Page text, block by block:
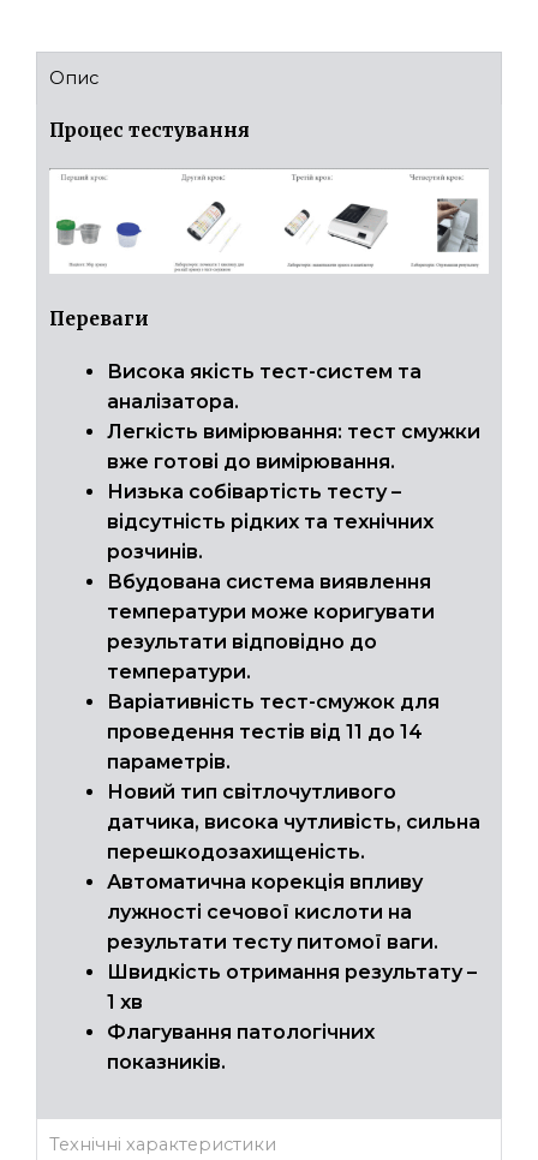
Опис
Процес тестування
Переваги
Висока якість тест-систем та
аналізатора.
Легкість вимірювання: тест смужки
вже готові до вимірювання.
Низька собівартість тесту –
відсутність рідких та технічних
розчинів.
Вбудована система виявлення
температури може коригувати
результати відповідно до
температури.
Варіативність тест-смужок для
проведення тестів від 11 до 14
параметрів.
Новий тип світлочутливого
датчика, висока чутливість, сильна
перешкодозахищеність.
Автоматична корекція впливу
лужності сечової кислоти на
результати тесту питомої ваги.
Швидкість отримання результату –
1 хв
Флагування патологічних
показників.
Технічні характеристики